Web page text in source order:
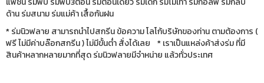
ด้าน ร่มสนาม ร่มแม่ค้า เสื้อกันฝน
* ร่มนิวฟลาย สามารถนำไปสกรีน ข้อความ โลโก้บริษัทของท่าน ตามต้องการ (
ฟรี ไม่มีค่าบล๊อกสกรีน ) ไม่มีขั้นต่ำ สั่งได้เลย * เราเป็นแหล่งค้าส่งร่ม ที่มี
สินค้าหลากหลายมากที่สุด ร่มนิวฟลายมีจำหน่าย แล้วทั่วประเทศ